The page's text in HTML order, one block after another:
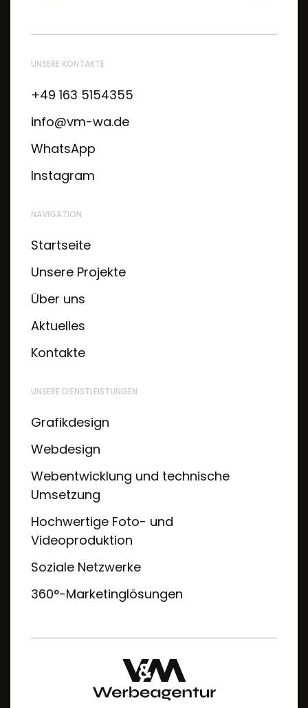
UNSERE KONTAKTE
+49 163 5154355
info@vm-wa.de
WhatsApp
Instagram
NAVIGATION
Startseite
Unsere Projekte
Über uns
Aktuelles
Kontakte
UNSERE DIENSTLEISTUNGEN
Grafikdesign
Webdesign
Webentwicklung und technische
Umsetzung
Hochwertige Foto- und
Videoproduktion
Soziale Netzwerke
360°-Marketinglösungen